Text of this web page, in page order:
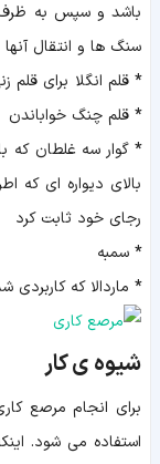
باشد و سپس به ظرف،
سنگ ها و انتقال آنها
* قلم انگلا برای قلم
* قلم چنگ خواباندن
* گوار سه غلطان که
بالای دیواره ای که
رجای خود ثابت کرد
* سمبه
* ماردالا كه
شیوه ی کار
برای انجام مرصع
استفاده می شود.